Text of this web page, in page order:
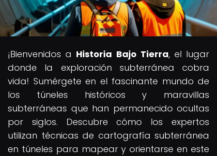
¡Bienvenidos a Historia Bajo Tierra, el lugar
donde la exploración subterránea cobra
vida! Sumérgete en el fascinante mundo de
los túneles históricos y maravillas
subterráneas que han permanecido ocultas
por siglos. Descubre cómo los expertos
utilizan técnicas de cartografía subterránea
en túneles para mapear y orientarse en este